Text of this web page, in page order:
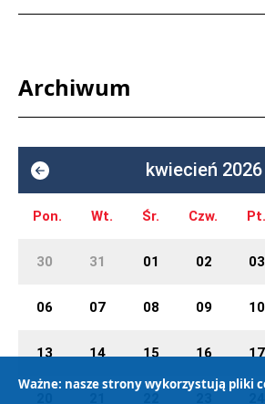
Archiwum
kwiecień 2026
Pon. Wt. Śr. Czw. Pt.
30 31 01 02 03
06 07 08 09 10
13 14 15 16 17
Ważne: nasze strony wykorzystują pliki